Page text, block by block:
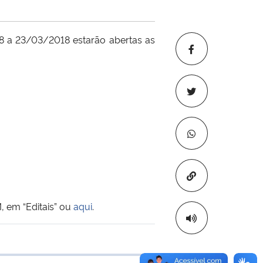
Copiar para
a 23/03/2018 estarão abertas as
“Editais” ou aqui.
transferência